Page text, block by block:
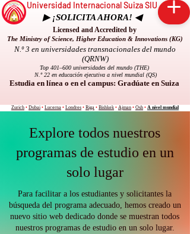
Universidad Internacional Suiza SIU
▶ ¡SOLICITA AHORA! ◀
Licensed and Accredited by
The Ministry of Science, Higher Education & Innovations (KG)
N.º 3 en universidades transnacionales del mundo
(QRNW)
Top 401–600 universidades del mundo (THE)
N.º 22 en educación ejecutiva a nivel mundial (QS)
Estudia en línea o en el campus: Gradúate en Suiza
Zurich • Dubai • Lucerna • Londres • Riga • Bishkek • Ajman • Osh • A nivel mundial
Explore todos nuestros
programas de estudio en un
solo lugar
Para facilitar a los estudiantes y solicitantes la
búsqueda del programa adecuado, hemos creado un
nuevo sitio web dedicado donde se muestran todos
nuestros programas de estudio en un solo lugar.